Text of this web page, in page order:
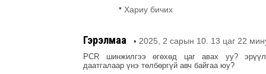
• Хариу бичих
Гэрэлмаа • 2025, 2 сарын 10. 13 цаг 22
PCR шинжилгээ өгөхөд цаг авах уу?
даатгалаар үнэ төлбөргүй авч байгаа юу?